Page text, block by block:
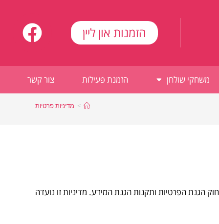
הזמנות און ליין
משחקי שולחן הזמנת פעילות צור קשר
> מדיניות פרטיות
הפרטיות ותקנות הגנת המידע. מדיניות זו נועדה